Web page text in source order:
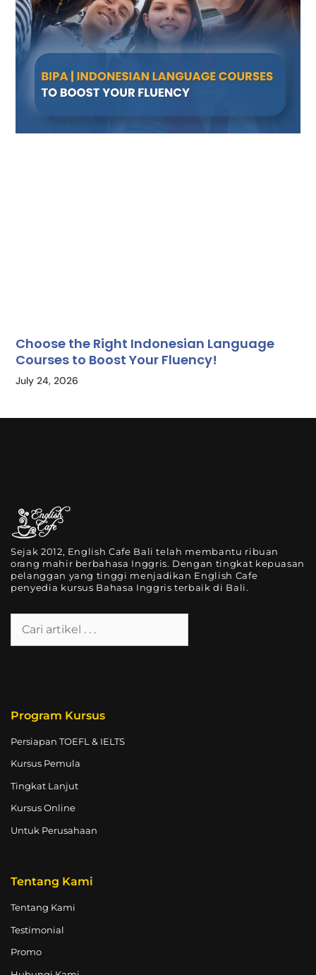
Choose the Right Indonesian Language
Courses to Boost Your Fluency!
July 24, 2026
Sejak 2012, English Cafe Bali telah membantu ribuan
orang mahir berbahasa Inggris. Dengan tingkat kepuasan
pelanggan yang tinggi menjadikan English Cafe
penyedia kursus Bahasa Inggris terbaik di Bali.
Program Kursus
Persiapan TOEFL & IELTS
Kursus Pemula
Tingkat Lanjut
Kursus Online
Untuk Perusahaan
Tentang Kami
Tentang Kami
Testimonial
Promo